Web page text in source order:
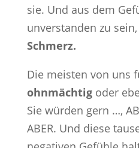
sie. Und aus dem
unverstanden zu
Schmerz.
Die meisten von uns
ohnmächtigoder
Sie würden gern …,
ABER. Und diese